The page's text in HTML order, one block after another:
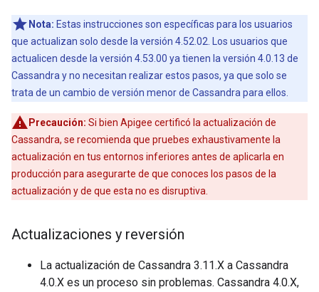
Nota: Estas instrucciones son específicas para los usuarios
que actualizan solo desde la versión 4.52.02. Los usuarios que
actualicen desde la versión 4.53.00 ya tienen la versión 4.0.13 de
Cassandra y no necesitan realizar estos pasos, ya que solo se
trata de un cambio de versión menor de Cassandra para ellos.
Precaución: Si bien Apigee certificó la actualización de
Cassandra, se recomienda que pruebes exhaustivamente la
actualización en tus entornos inferiores antes de aplicarla en
producción para asegurarte de que conoces los pasos de la
actualización y de que esta no es disruptiva.
Actualizaciones y reversión
La actualización de Cassandra 3.11.X a Cassandra
4.0.X es un proceso sin problemas. Cassandra 4.0.X,